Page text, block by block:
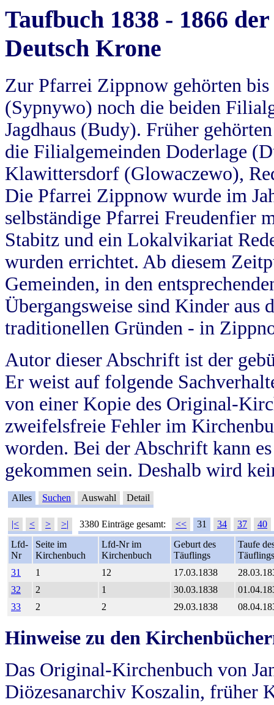
Taufbuch 1838 - 1866
Deutsch Krone
Zur Pfarrei Zippnow gehörten
(Sypnywo) noch die beiden
Jagdhaus (Budy). Früher
die Filialgemeinden Doderlage
Klawittersdorf (Glowaczewo),
Die Pfarrei Zippnow wurde im
selbständige Pfarrei Freudenfier
Stabitz und ein Lokalvikariat
wurden errichtet. Ab diesem
Gemeinden, in den
Übergangsweise sind Kinder aus
traditionellen Gründen - in
Autor dieser Abschrift ist der
Er weist auf folgende
von einer Kopie des Original-
zweifelsfreie Fehler im
worden. Bei der Abschrift kann
gekommen sein. Deshalb wird
Alles Suchen Auswahl Detail
|< < > >| 3380 Einträge gesamt: << 31 34 37
40
Lfd-
Nr
Seite im
Kirchenbuch
Lfd-Nr im
Kirchenbuch
Geburt des
Täuflings
Taufe
Täuflings
31
1 12 17.03.1838
32
2 1 30.03.1838
33
2 2 29.03.1838
Hinweise zu den
Das Original-Kirchenbuch von
Diözesanarchiv Koszalin, früher